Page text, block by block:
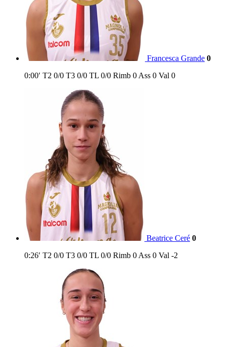
Francesca Grande 0
0:00′ T2 0/0 T3 0/0 TL 0/0 Rimb 0 Ass 0 Val 0
Beatrice Ceré 0
0:26′ T2 0/0 T3 0/0 TL 0/0 Rimb 0 Ass 0 Val -2